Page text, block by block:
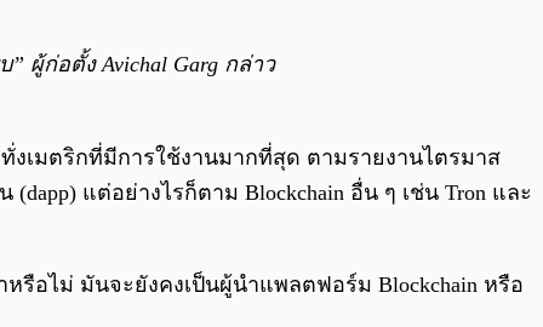
ผู้ก่อตั้ง Avichal Garg กล่าว
ทั่งเมตริกที่มีการใช้งานมากที่สุด ตามรายงานไตรมาส
แต่อย่างไรก็ตาม Blockchain อื่น ๆ เช่น Tron และ
รือไม่ มันจะยังคงเป็นผู้นำแพลตฟอร์ม Blockchain หรือ